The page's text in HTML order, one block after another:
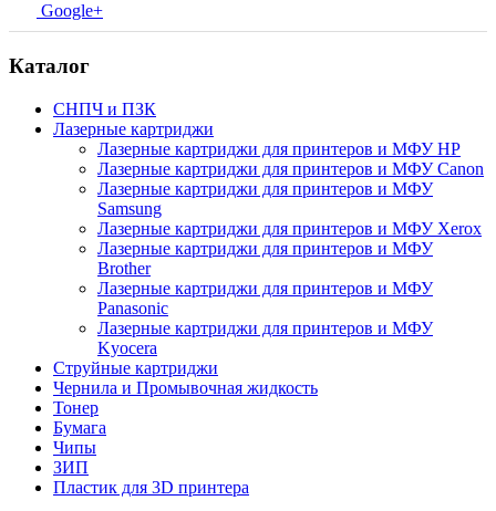
Google+
Каталог
СНПЧ и ПЗК
Лазерные картриджи
Лазерные картриджи для принтеров и МФУ HP
Лазерные картриджи для принтеров и МФУ Canon
Лазерные картриджи для принтеров и МФУ
Samsung
Лазерные картриджи для принтеров и МФУ Xerox
Лазерные картриджи для принтеров и МФУ
Brother
Лазерные картриджи для принтеров и МФУ
Panasonic
Лазерные картриджи для принтеров и МФУ
Kyocera
Струйные картриджи
Чернила и Промывочная жидкость
Тонер
Бумага
Чипы
ЗИП
Пластик для 3D принтера